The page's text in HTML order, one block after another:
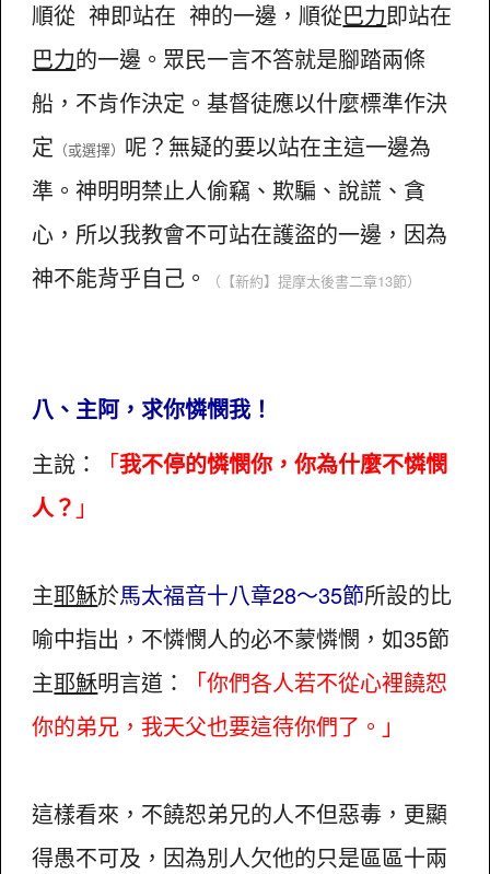
順從 神即站在 神的一邊，順從巴力即站在
巴力的一邊。眾民一言不答就是腳踏兩條
船，不肯作決定。基督徒應以什麼標準作決
定 （或選擇） 呢？無疑的要以站在主這一邊為
準。神明明禁止人偷竊、欺騙、說謊、貪
心，所以我教會不可站在護盜的一邊，因為
神不能背乎自己。
（【新約】提摩太後書二章13節）
八、主阿，求你憐憫我！
主說：
「我不停的憐憫你，你為什麼不憐憫
人？ 」
主耶穌於馬太福音十八章28～35節所設的比
喻中指出，不憐憫人的必不蒙憐憫，如35節
主耶穌明言道：
「你們各人若不從心裡饒恕
你的弟兄，我天父也要這待你們了。」
這樣看來，不饒恕弟兄的人不但惡毒，更顯
得愚不可及，因為別人欠他的只是區區十兩